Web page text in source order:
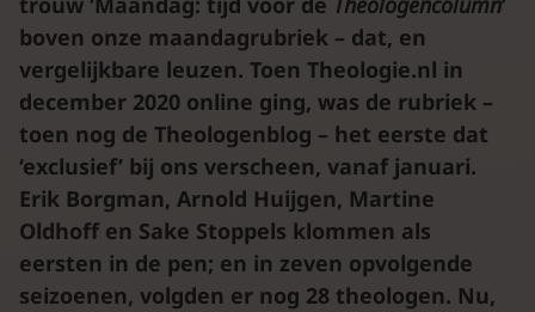
boven onze maandagrubriek – dat, en
vergelijkbare leuzen. Toen Theologie.nl in
december 2020 online ging, was de rubriek –
toen nog de Theologenblog – het eerste dat
‘exclusief’ bij ons verscheen, vanaf januari.
Erik Borgman, Arnold Huijgen, Martine
Oldhoff en Sake Stoppels klommen als
eersten in de pen; en in zeven opvolgende
seizoenen, volgden er nog 28 theologen. Nu,